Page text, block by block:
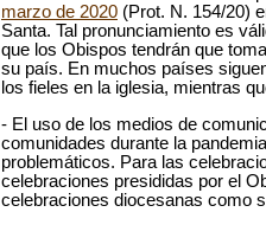
marzo de 2020 (Prot. N. 154/20)
Santa. Tal pronunciamiento es
que los Obispos tendrán que
su país. En muchos países
los fieles en la iglesia, mientras
- El uso de los medios de
comunidades durante la
problemáticos. Para las
celebraciones presididas por el
celebraciones diocesanas como